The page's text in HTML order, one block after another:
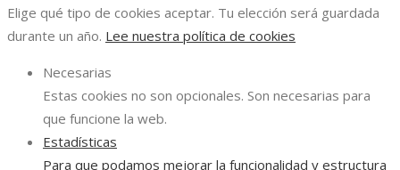
Elige qué tipo de cookies aceptar. Tu elección será guardada
durante un año. Lee nuestra política de cookies
Necesarias
Estas cookies no son opcionales. Son necesarias para
que funcione la web.
Estadísticas
Para que podamos mejorar la funcionalidad y estructura